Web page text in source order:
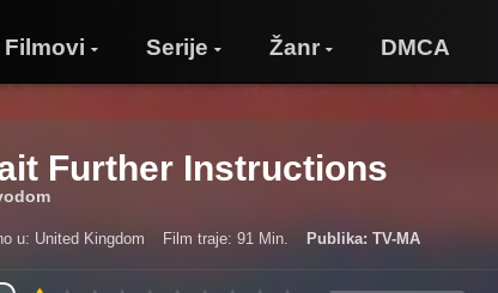
Filmovi Serije Žanr DMCA
Further Instructions
u: United Kingdom Film traje: 91 Min. Publika: TV-MA